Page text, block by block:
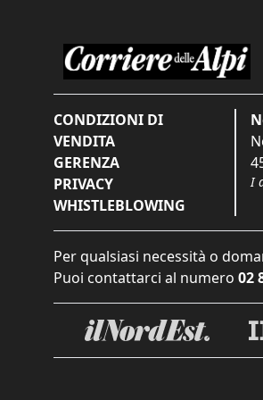
CONDIZIONI DI
VENDITA
GERENZA
PRIVACY
WHISTLEBLOWING
I
Per qualsiasi necessità o
Puoi contattarci al numero 02